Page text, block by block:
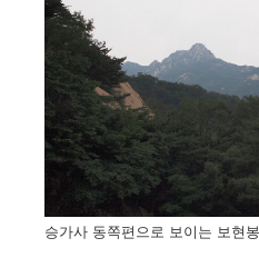
승가사 동쪽편으로 보이는 보현